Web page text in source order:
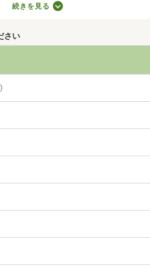
、希望や好みにぴったりなお部屋を見つけ
みてくださいね。
続きを見る
さい